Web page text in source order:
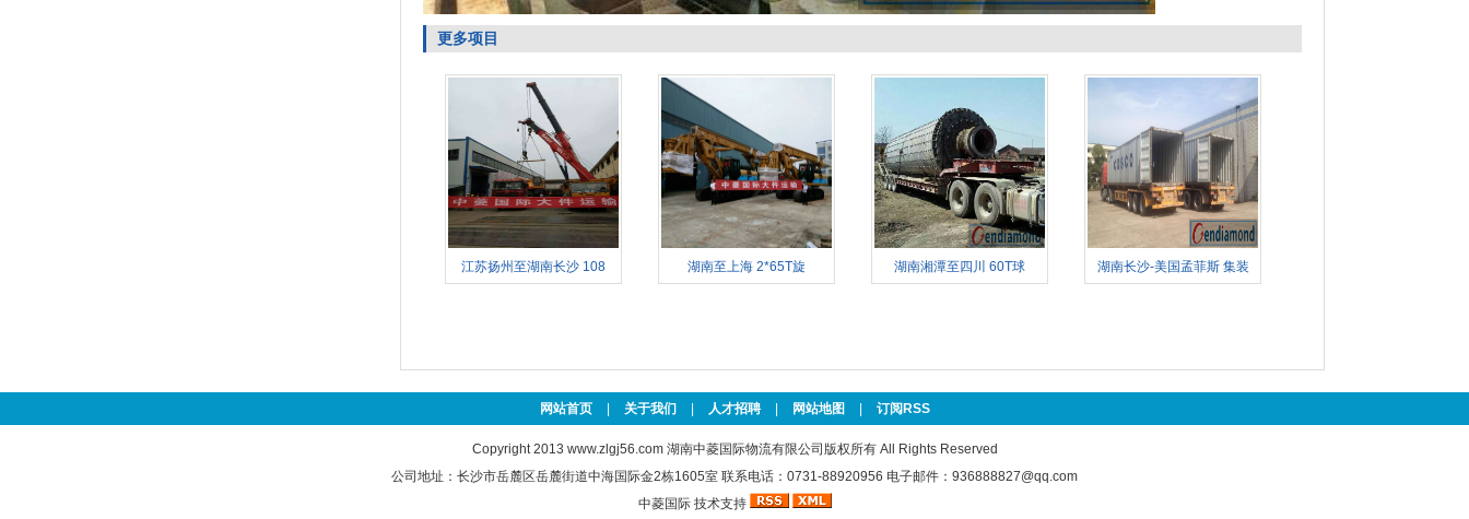
更多项目
江苏扬州至湖南长沙 108 湖南至上海 2*65T旋 湖南湘潭至四川 60T球 湖南长沙-美国孟菲斯 集装
网站首页 关于我们 人才招聘 网站地图 订阅RSS
Copyright 2013 www.zlgj56.com 湖南中菱国际物流有限公司版权所有 All Rights Reserved
公司地址：长沙市岳麓区岳麓街道中海国际金2栋1605室 联系电话：0731-88920956 电子邮件：936888827@qq.com
中菱国际技术支持